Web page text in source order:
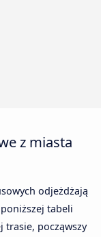
z miasta
odjeżdżają
tabeli
trasie, począwszy